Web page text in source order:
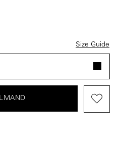
Size Guide